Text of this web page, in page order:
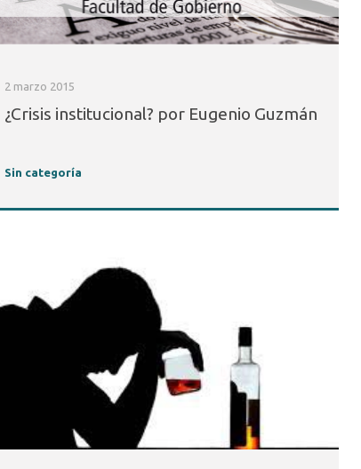
2 marzo 2015
¿Crisis institucional? por Eugenio Guzmán
Sin categoría